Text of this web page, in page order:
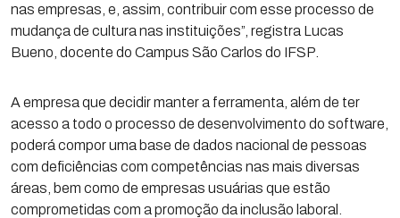
nas empresas, e, assim, contribuir com esse processo de
mudança de cultura nas instituições”, registra Lucas
Bueno, docente do Campus São Carlos do IFSP.
A empresa que decidir manter a ferramenta, além de ter
acesso a todo o processo de desenvolvimento do software,
poderá compor uma base de dados nacional de pessoas
com deficiências com competências nas mais diversas
áreas, bem como de empresas usuárias que estão
comprometidas com a promoção da inclusão laboral.